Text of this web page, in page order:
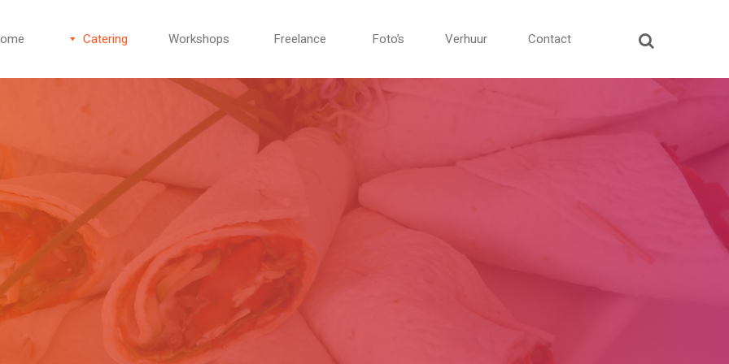
Catering Workshops Freelance Foto’s Verhuur Contact